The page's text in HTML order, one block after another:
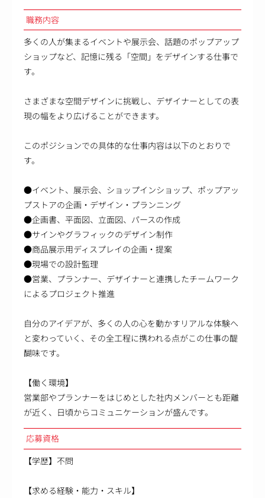
職務内容
多くの人が集まるイベントや展示会、話題のポップアップ
ショップなど、記憶に残る「空間」をデザインする仕事で
す。
さまざまな空間デザインに挑戦し、デザイナーとしての表
現の幅をより広げることができます。
このポジションでの具体的な仕事内容は以下のとおりで
す。
●イベント、展示会、ショップインショップ、ポップアッ
プストアの企画・デザイン・プランニング
●企画書、平面図、立面図、パースの作成
●サインやグラフィックのデザイン制作
●商品展示用ディスプレイの企画・提案
●現場での設計監理
●営業、プランナー、デザイナーと連携したチームワーク
によるプロジェクト推進
自分のアイデアが、多くの人の心を動かすリアルな体験へ
と変わっていく、その全工程に携われる点がこの仕事の醍
醐味です。
【働く環境】
営業部やプランナーをはじめとした社内メンバーとも距離
が近く、日頃からコミュニケーションが盛んです。
応募資格
【学歴】不問
【求める経験・能力・スキル】